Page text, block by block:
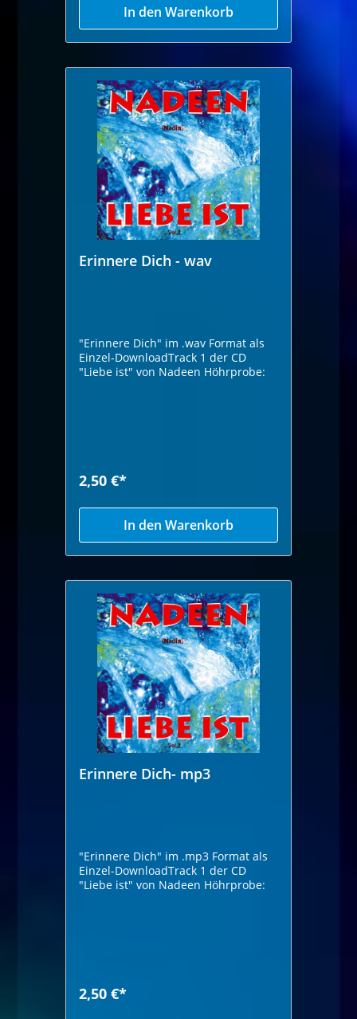
In den Warenkorb
Erinnere Dich - wav
"Erinnere Dich" im .wav Format als
Einzel-DownloadTrack 1 der CD
"Liebe ist" von Nadeen Höhrprobe:
2,50 €*
In den Warenkorb
Erinnere Dich- mp3
"Erinnere Dich" im .mp3 Format als
Einzel-DownloadTrack 1 der CD
"Liebe ist" von Nadeen Höhrprobe:
2,50 €*